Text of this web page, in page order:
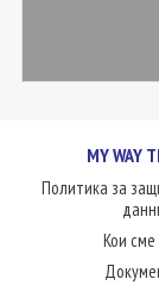
ЛЮБОПИТНО
КОНТАКТИMY WAY
Политика за
Кои сме